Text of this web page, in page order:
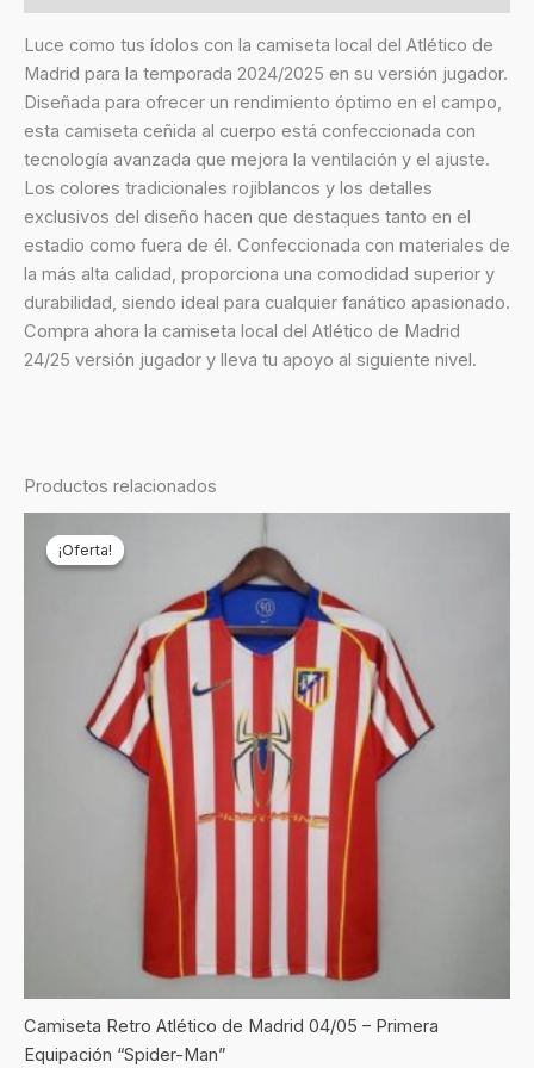
Luce como tus ídolos con la camiseta local del Atlético de
Madrid para la temporada 2024/2025 en su versión jugador.
Diseñada para ofrecer un rendimiento óptimo en el campo,
esta camiseta ceñida al cuerpo está confeccionada con
tecnología avanzada que mejora la ventilación y el ajuste.
Los colores tradicionales rojiblancos y los detalles
exclusivos del diseño hacen que destaques tanto en el
estadio como fuera de él. Confeccionada con materiales de
la más alta calidad, proporciona una comodidad superior y
durabilidad, siendo ideal para cualquier fanático apasionado.
Compra ahora la camiseta local del Atlético de Madrid
24/25 versión jugador y lleva tu apoyo al siguiente nivel.
Productos relacionados
¡Oferta!
¡Oferta!
Camiseta Retro Atlético de Madrid 04/05 – Primera
Equipación “Spider-Man”
precio
original
€24,90.